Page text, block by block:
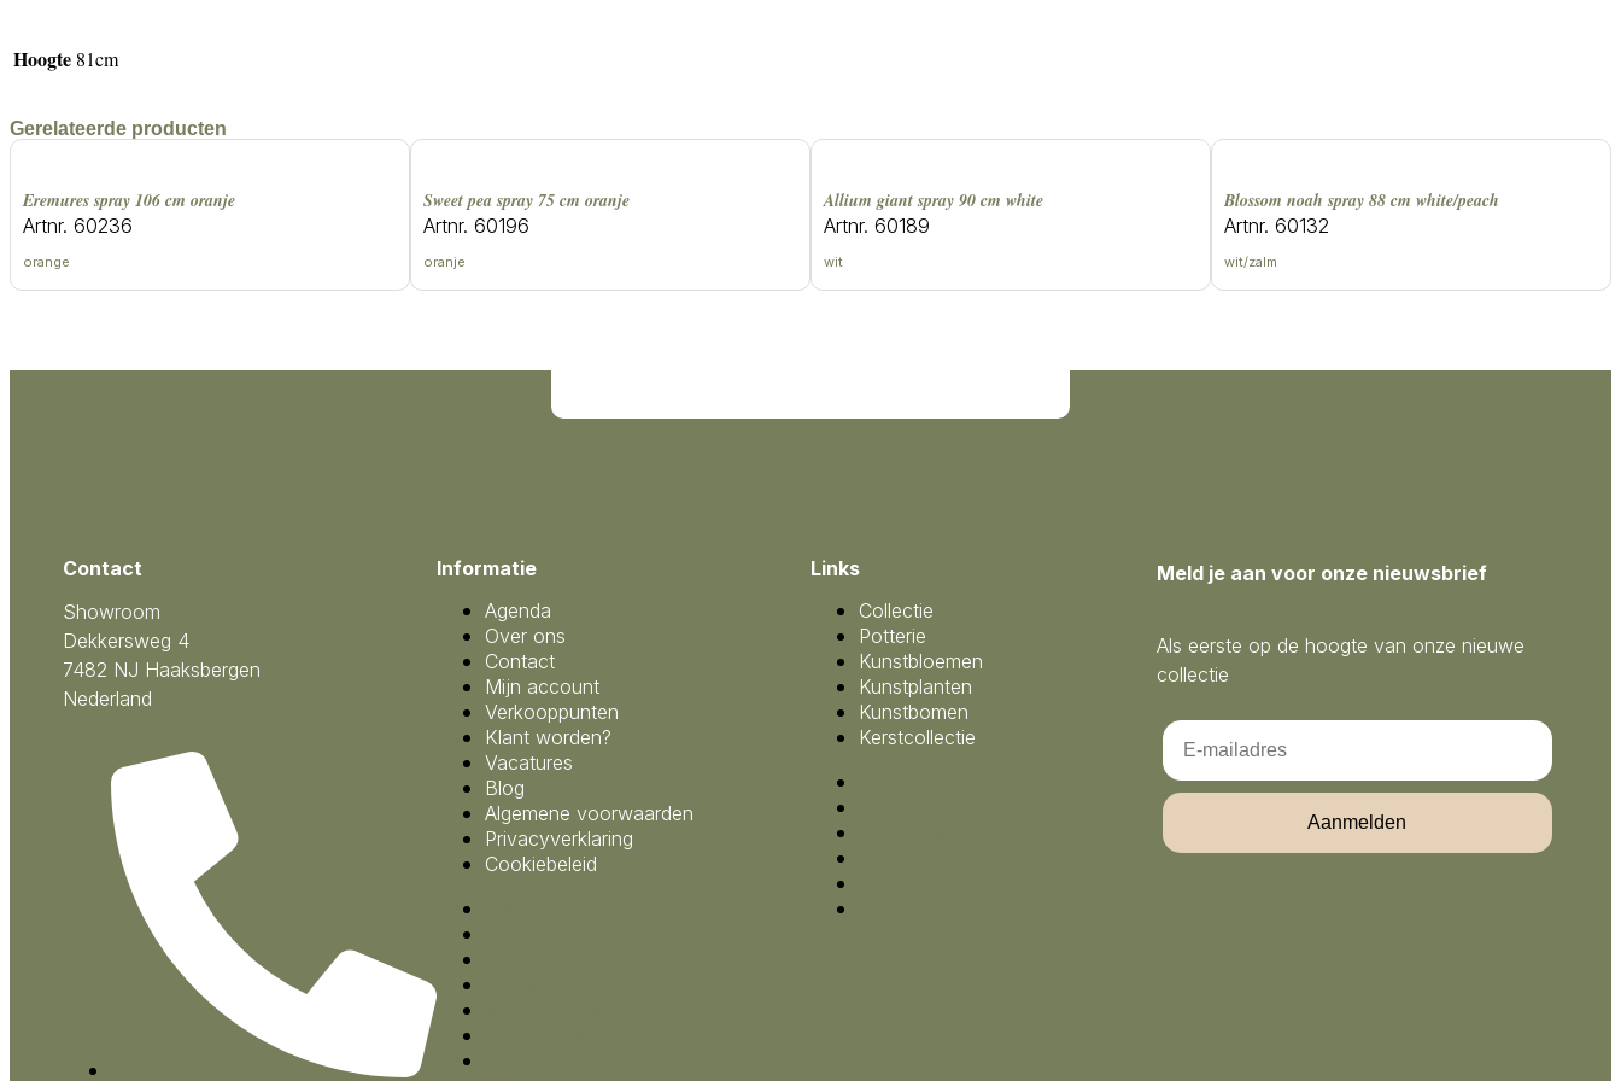
Hoogte 81cm
Gerelateerde producten
eremures spray 106 cm oranje
Artnr. 60236
orange
sweet pea spray 75 cm oranje
Artnr. 60196
oranje
allium giant spray 90 cm white
Artnr. 60189
wit
blossom noah spray 88 cm white/peach
Artnr. 60132
wit/zalm
Contact
Showroom
Dekkersweg 4
7482 NJ Haaksbergen
Nederland
Informatie
Agenda
Over ons
Contact
Mijn account
Verkooppunten
Klant worden?
Vacatures
Blog
Algemene voorwaarden
Privacyverklaring
Cookiebeleid
Links
Collectie
Potterie
Kunstbloemen
Kunstplanten
Kunstbomen
Kerstcollectie
Meld je aan voor onze nieuwsbrief
Als eerste op de hoogte van onze nieuwe
collectie
Email
Aanmelden